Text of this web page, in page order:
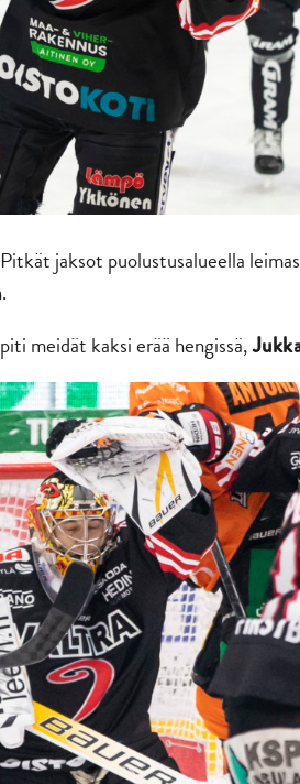
jaksot puolustusalueella
meidät kaksi erää hengissä,